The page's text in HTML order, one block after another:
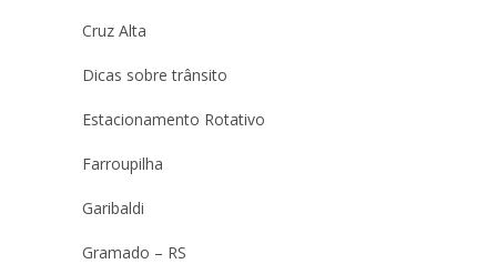
Cruz Alta
Dicas sobre trânsito
Estacionamento Rotativo
Farroupilha
Garibaldi
Gramado – RS